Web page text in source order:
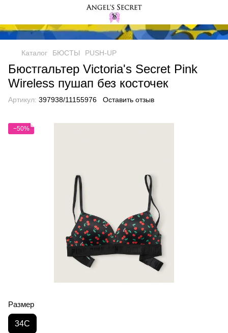
Каталог БЮСТЫ PUSH-UP
Бюстгальтер Victoria's Secret Pink
Wireless пушап без косточек
Артикул: 397938/11155976 Оставить отзыв
−50%
Размер
34C